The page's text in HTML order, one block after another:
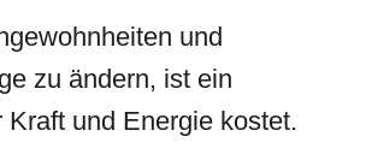
und
zu ändern, ist ein
Kraft und Energie kostet.